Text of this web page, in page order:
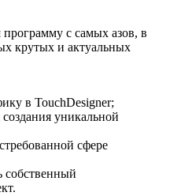
с самых азов, в
крутых и актуальных
в TouchDesigner;
уникальной
сфере
собственный